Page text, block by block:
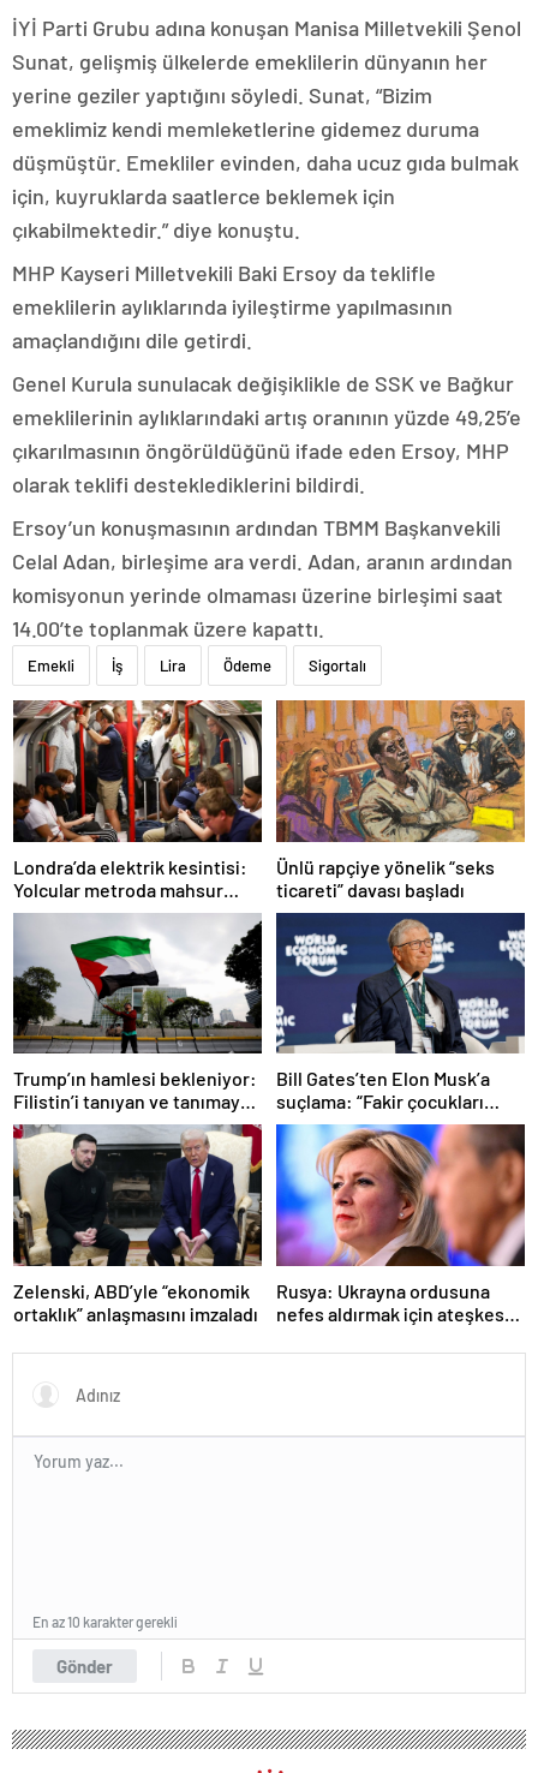
İYİ Parti Grubu adına konuşan Manisa Milletvekili Şenol
Sunat, gelişmiş ülkelerde emeklilerin dünyanın her
yerine geziler yaptığını söyledi. Sunat, “Bizim
emeklimiz kendi memleketlerine gidemez duruma
düşmüştür. Emekliler evinden, daha ucuz gıda bulmak
için, kuyruklarda saatlerce beklemek için
çıkabilmektedir.” diye konuştu.
MHP Kayseri Milletvekili Baki Ersoy da teklifle
emeklilerin aylıklarında iyileştirme yapılmasının
amaçlandığını dile getirdi.
Genel Kurula sunulacak değişiklikle de SSK ve Bağkur
emeklilerinin aylıklarındaki artış oranının yüzde 49,25’e
çıkarılmasının öngörüldüğünü ifade eden Ersoy, MHP
olarak teklifi desteklediklerini bildirdi.
Ersoy’un konuşmasının ardından TBMM Başkanvekili
Celal Adan, birleşime ara verdi. Adan, aranın ardından
komisyonun yerinde olmaması üzerine birleşimi saat
14.00’te toplanmak üzere kapattı.
Emekli İş Lira Ödeme Sigortalı
Londra’da elektrik kesintisi:
Yolcular metroda mahsur
kaldı
Ünlü rapçiye yönelik “seks
ticareti” davası başladı
Trump’ın hamlesi bekleniyor:
Filistin’i tanıyan ve tanımayan
ülkeler hangileri?
Bill Gates’ten Elon Musk’a
suçlama: “Fakir çocukları
öldürdü”
Zelenski, ABD’yle “ekonomik
ortaklık” anlaşmasını imzaladı
Rusya: Ukrayna ordusuna
nefes aldırmak için ateşkes
Gönder
En az 10 karakter gerekli